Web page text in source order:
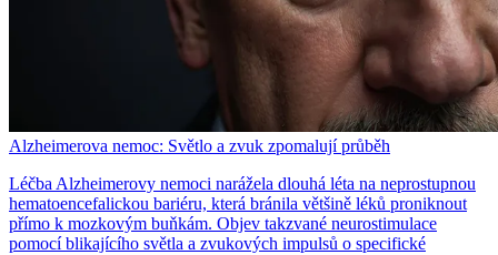
Alzheimerova nemoc: Světlo a zvuk zpomalují průběh
Léčba Alzheimerovy nemoci narážela dlouhá léta na neprostupnou
hematoencefalickou bariéru, která bránila většině léků proniknout
přímo k mozkovým buňkám. Objev takzvané neurostimulace
pomocí blikajícího světla a zvukových impulsů o specifické